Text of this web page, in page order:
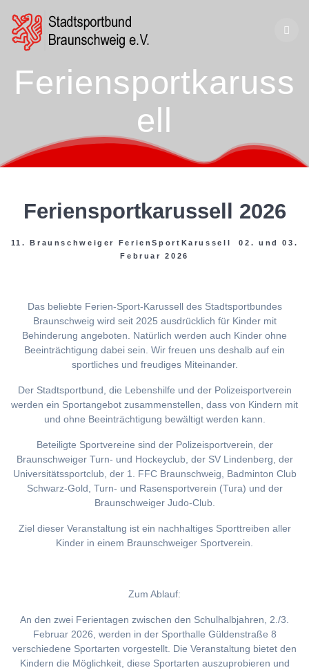
Feriensportkaruss
ell
Feriensportkarussell 2026
11. Braunschweiger FerienSportKarussell 02. und 03.
Februar 2026
Das beliebte Ferien-Sport-Karussell des Stadtsportbundes
Braunschweig wird seit 2025 ausdrücklich für Kinder mit
Behinderung angeboten. Natürlich werden auch Kinder ohne
Beeinträchtigung dabei sein. Wir freuen uns deshalb auf ein
sportliches und freudiges Miteinander.
Der Stadtsportbund, die Lebenshilfe und der Polizeisportverein
werden ein Sportangebot zusammenstellen, dass von Kindern mit
und ohne Beeinträchtigung bewältigt werden kann.
Beteiligte Sportvereine sind der Polizeisportverein, der
Braunschweiger Turn- und Hockeyclub, der SV Lindenberg, der
Universitätssportclub, der 1. FFC Braunschweig, Badminton Club
Schwarz-Gold, Turn- und Rasensportverein (Tura) und der
Braunschweiger Judo-Club.
Ziel dieser Veranstaltung ist ein nachhaltiges Sporttreiben aller
Kinder in einem Braunschweiger Sportverein.
Zum Ablauf:
An den zwei Ferientagen zwischen den Schulhalbjahren, 2./3.
Februar 2026, werden in der Sporthalle Güldenstraße 8
verschiedene Sportarten vorgestellt. Die Veranstaltung bietet den
Kindern die Möglichkeit, diese Sportarten auszuprobieren und